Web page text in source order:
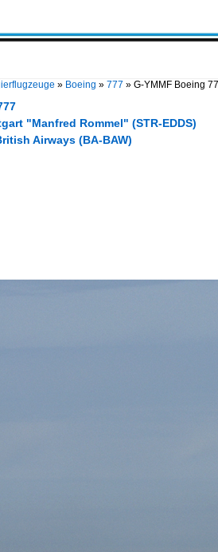
» Boeing » 777 » G-YMMF Boeing
"Manfred Rommel" (STR-EDDS)
Airways (BA-BAW)